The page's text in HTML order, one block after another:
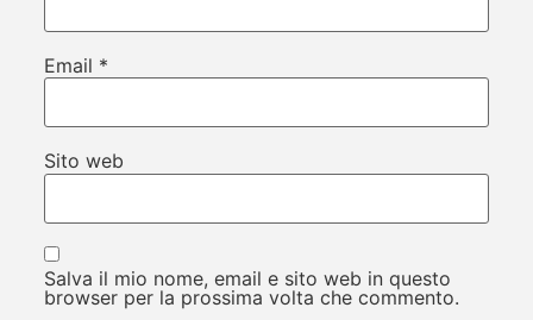
Email *
Sito web
Salva il mio nome, email e sito web in questo
browser per la prossima volta che commento.